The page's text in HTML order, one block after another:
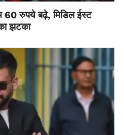
60 रुपये बढ़े, मिडिल ईस्ट
झटका